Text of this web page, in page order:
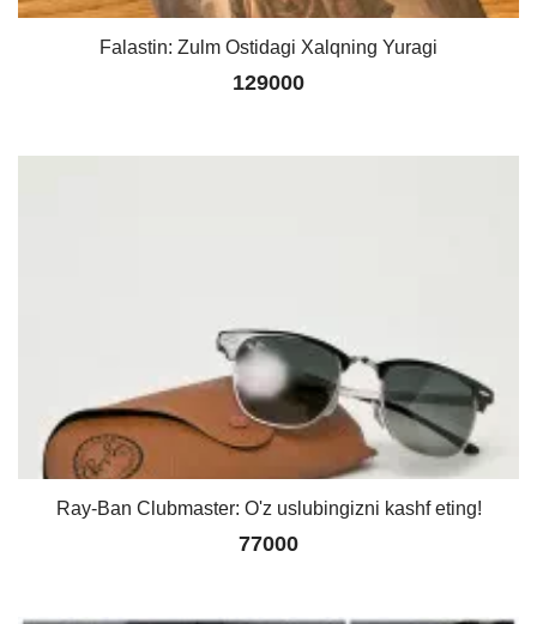
Falastin: Zulm Ostidagi Xalqning Yuragi
129000
Ray-Ban Clubmaster: O'z uslubingizni kashf eting!
77000